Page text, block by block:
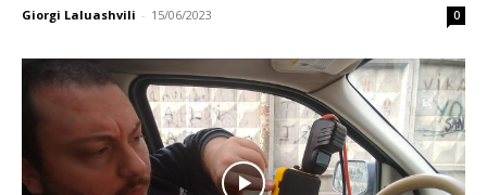
Giorgi Laluashvili - 15/06/2023 0